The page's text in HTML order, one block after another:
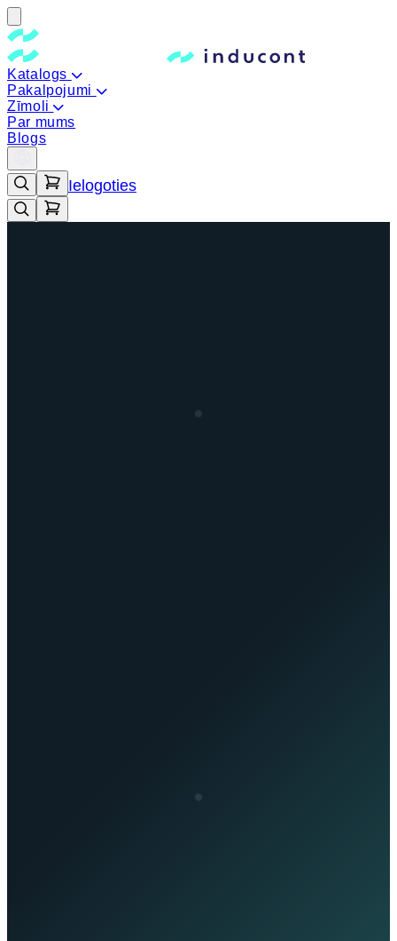
Katalogs
Pakalpojumi
Zīmoli
Par mums
Blogs
Ielogoties